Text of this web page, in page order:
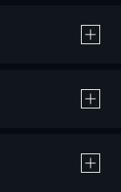
の購入 / レンタルです。